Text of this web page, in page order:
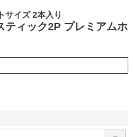
サイズ 2本入り
ティック2P プレミアムホ